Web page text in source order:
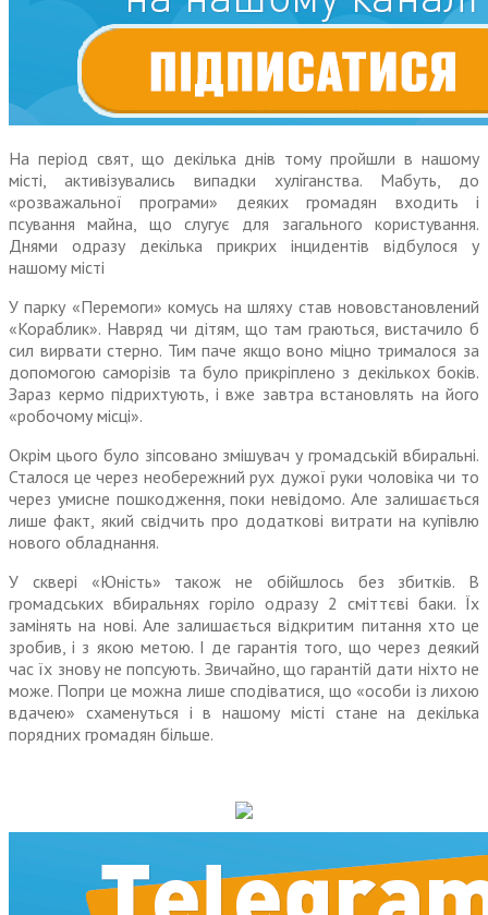
На період свят, що декілька днів тому пройшли в нашому
місті, активізувались випадки хуліганства. Мабуть, до
«розважальної програми» деяких громадян входить і
псування майна, що слугує для загального користування.
Днями одразу декілька прикрих інцидентів відбулося у
нашому місті
У парку «Перемоги» комусь на шляху став нововстановлений
«Кораблик». Навряд чи дітям, що там граються, вистачило б
сил вирвати стерно. Тим паче якщо воно міцно трималося за
допомогою саморізів та було прикріплено з декількох боків.
Зараз кермо підрихтують, і вже завтра встановлять на його
«робочому місці».
Окрім цього було зіпсовано змішувач у громадській вбиральні.
Сталося це через необережний рух дужої руки чоловіка чи то
через умисне пошкодження, поки невідомо. Але залишається
лише факт, який свідчить про додаткові витрати на купівлю
нового обладнання.
У сквері «Юність» також не обійшлось без збитків. В
громадських вбиральнях горіло одразу 2 сміттєві баки. Їх
замінять на нові. Але залишається відкритим питання хто це
зробив, і з якою метою. І де гарантія того, що через деякий
час їх знову не попсують. Звичайно, що гарантій дати ніхто не
може. Попри це можна лише сподіватися, що «особи із лихою
вдачею» схаменуться і в нашому місті стане на декілька
порядних громадян більше.